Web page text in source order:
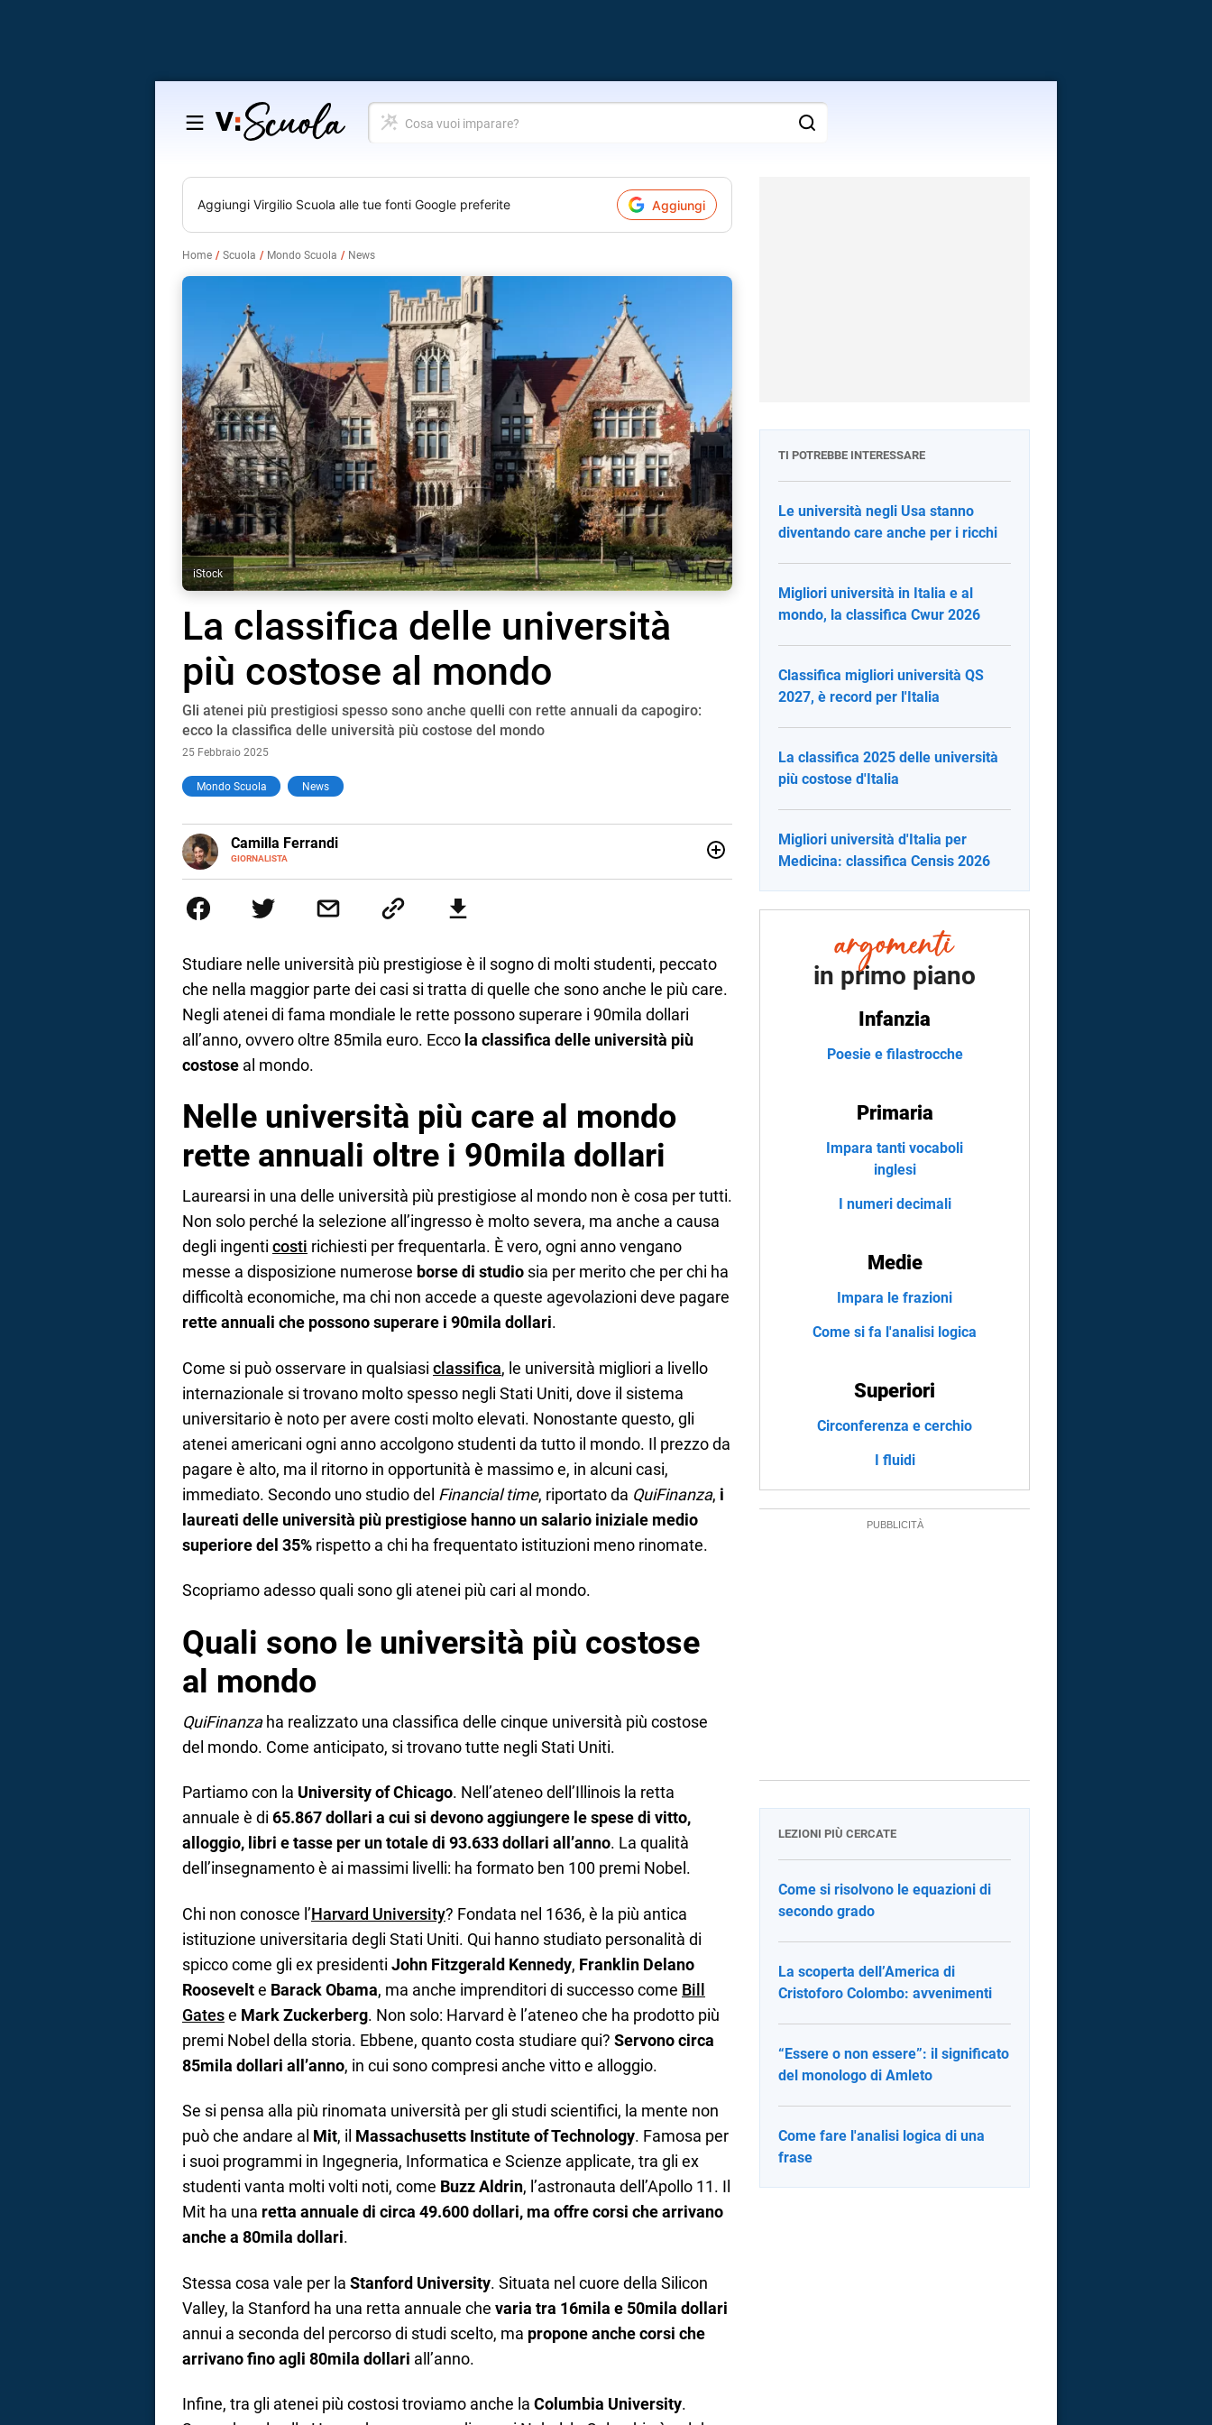
Salta
contenuto
Cosa
vuoi
Aggiungi Virgilio Scuola alle tue fonti Google preferite Aggiungi
Home Scuola Mondo Scuola News
iStock
La classifica delle università
più costose al mondo
Gli atenei più prestigiosi spesso sono anche quelli con rette annuali da capogiro:
ecco la classifica delle università più costose del mondo
25 Febbraio 2025
Mondo Scuola News
Camilla Ferrandi
GIORNALISTA
E-
MAIL
LINKEDIN
più fermata. L’attualità è il mio pane quotidiano, i libri la mia via per evadere e viaggiare con
la mente.
Studiare nelle università più prestigiose è il sogno di molti studenti, peccato
che nella maggior parte dei casi si tratta di quelle che sono anche le più care.
Negli atenei di fama mondiale le rette possono superare i 90mila dollari
all’anno, ovvero oltre 85mila euro. Ecco la classifica delle università più
costose al mondo.
Nelle università più care al mondo
rette annuali oltre i 90mila dollari
Laurearsi in una delle università più prestigiose al mondo non è cosa per tutti.
Non solo perché la selezione all’ingresso è molto severa, ma anche a causa
degli ingenti costi richiesti per frequentarla. È vero, ogni anno vengano
messe a disposizione numerose borse di studio sia per merito che per chi ha
difficoltà economiche, ma chi non accede a queste agevolazioni deve pagare
rette annuali che possono superare i 90mila dollari.
Come si può osservare in qualsiasi classifica, le università migliori a livello
internazionale si trovano molto spesso negli Stati Uniti, dove il sistema
universitario è noto per avere costi molto elevati. Nonostante questo, gli
atenei americani ogni anno accolgono studenti da tutto il mondo. Il prezzo da
pagare è alto, ma il ritorno in opportunità è massimo e, in alcuni casi,
immediato. Secondo uno studio del Financial time, riportato da QuiFinanza, i
laureati delle università più prestigiose hanno un salario iniziale medio
superiore del 35% rispetto a chi ha frequentato istituzioni meno rinomate.
Scopriamo adesso quali sono gli atenei più cari al mondo.
Quali sono le università più costose
al mondo
QuiFinanzaha realizzato una classifica delle cinque università più costose
del mondo. Come anticipato, si trovano tutte negli Stati Uniti.
Partiamo con la University of Chicago. Nell’ateneo dell’Illinois la retta
annuale è di 65.867 dollari a cui si devono aggiungere le spese di vitto,
alloggio, libri e tasse per un totale di 93.633 dollari all’anno. La qualità
dell’insegnamento è ai massimi livelli: ha formato ben 100 premi Nobel.
Chi non conosce l’Harvard University? Fondata nel 1636, è la più antica
istituzione universitaria degli Stati Uniti. Qui hanno studiato personalità di
spicco come gli ex presidenti John Fitzgerald Kennedy, Franklin Delano
Roosevelte Barack Obama, ma anche imprenditori di successo come Bill
Gatese Mark Zuckerberg. Non solo: Harvard è l’ateneo che ha prodotto più
premi Nobel della storia. Ebbene, quanto costa studiare qui? Servono circa
85mila dollari all’anno, in cui sono compresi anche vitto e alloggio.
Se si pensa alla più rinomata università per gli studi scientifici, la mente non
può che andare al Mit, il Massachusetts Institute of Technology. Famosa per
i suoi programmi in Ingegneria, Informatica e Scienze applicate, tra gli ex
studenti vanta molti volti noti, come Buzz Aldrin, l’astronauta dell’Apollo 11. Il
Mit ha una retta annuale di circa 49.600 dollari, ma offre corsi che arrivano
anche a 80mila dollari.
Stessa cosa vale per la Stanford University. Situata nel cuore della Silicon
Valley, la Stanford ha una retta annuale che varia tra 16mila e 50mila dollari
annui a seconda del percorso di studi scelto, ma propone anche corsi che
arrivano fino agli 80mila dollari all’anno.
Infine, tra gli atenei più costosi troviamo anche la Columbia University.
TI POTREBBE INTERESSARE
Le università negli Usa stanno
diventando care anche per i ricchi
Migliori università in Italia e al
mondo, la classifica Cwur 2026
Classifica migliori università QS
2027, è record per l'Italia
La classifica 2025 delle università
più costose d'Italia
Migliori università d'Italia per
Medicina: classifica Censis 2026
in primo piano
Infanzia
Poesie e filastrocche
Primaria
Impara tanti vocaboli
inglesi
I numeri decimali
Medie
Impara le frazioni
Come si fa l'analisi logica
Superiori
Circonferenza e cerchio
I fluidi
LEZIONI PIÙ CERCATE
Come si risolvono le equazioni di
secondo grado
La scoperta dell’America di
Cristoforo Colombo: avvenimenti
“Essere o non essere”: il significato
del monologo di Amleto
Come fare l'analisi logica di una
frase